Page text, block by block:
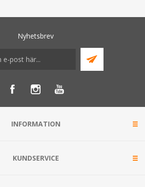
Nyhetsbrev
INFORMATION
KUNDSERVICE